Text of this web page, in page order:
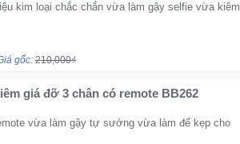
kim loại chắc chắn vừa làm gậy selfie vừa kiêm
gốc: 210,000₫
giá đỡ 3 chân có remote BB262
vừa làm gậy tự sướng vừa làm đế kẹp cho